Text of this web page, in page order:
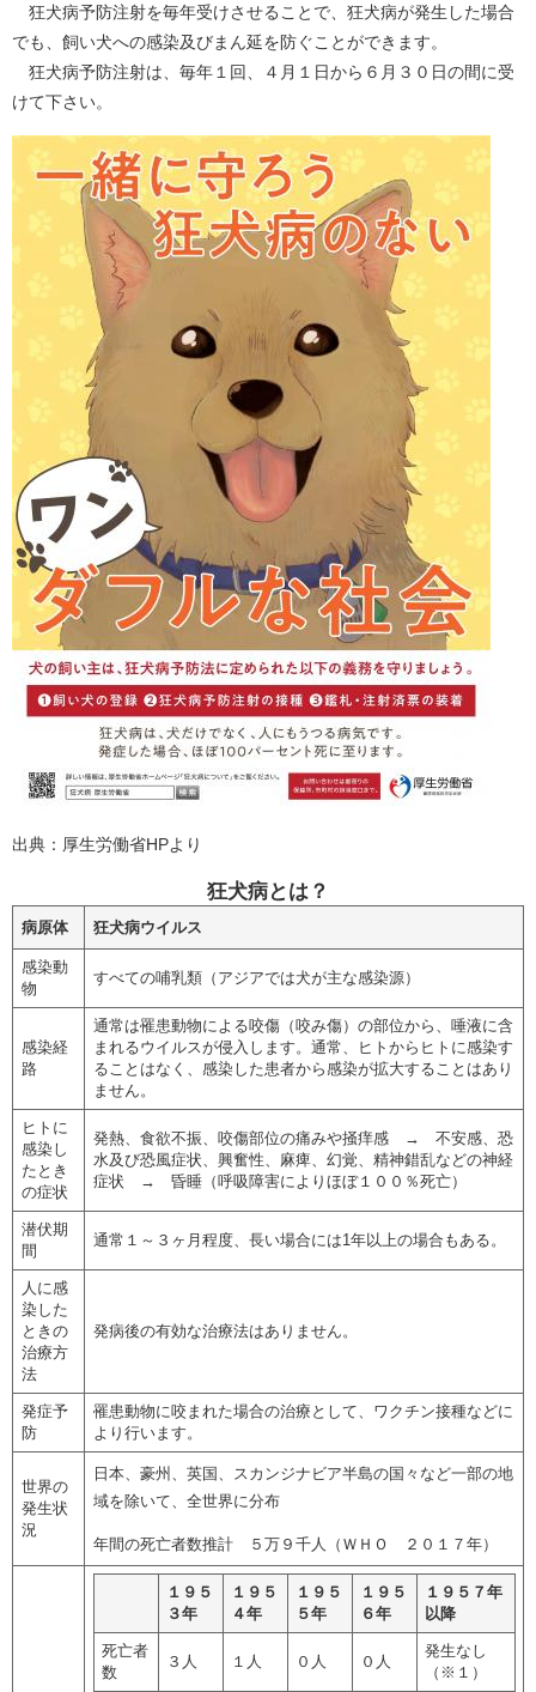
狂犬病予防注射を毎年受けさせることで、狂犬病が発生した場合
でも、飼い犬への感染及びまん延を防ぐことができます。
狂犬病予防注射は、毎年１回、４月１日から６月３０日の間に受
けて下さい。
出典：厚生労働省HPより
狂犬病とは？
病原体 狂犬病ウイルス
感染動
物
すべての哺乳類（アジアでは犬が主な感染源）
感染経
路
通常は罹患動物による咬傷（咬み傷）の部位から、唾液に含
まれるウイルスが侵入します。通常、ヒトからヒトに感染す
ることはなく、感染した患者から感染が拡大することはあり
ません。
ヒトに
感染し
たとき
の症状
発熱、食欲不振、咬傷部位の痛みや掻痒感 → 不安感、恐
水及び恐風症状、興奮性、麻痺、幻覚、精神錯乱などの神経
症状 → 昏睡（呼吸障害によりほぼ１００％死亡）
潜伏期
間
通常１～３ヶ月程度、長い場合には1年以上の場合もある。
人に感
染した
ときの
治療方
法
発病後の有効な治療法はありません。
発症予
防
罹患動物に咬まれた場合の治療として、ワクチン接種などに
より行います。
世界の
発生状
況
日本、豪州、英国、スカンジナビア半島の国々など一部の地
域を除いて、全世界に分布
年間の死亡者数推計 ５万９千人（ＷＨＯ ２０１７年）
１９５
３年
１９５
４年
１９５
５年
１９５
６年
１９５７年
以降
死亡者
数
３人 １人 ０人 ０人
発生なし
（※１）